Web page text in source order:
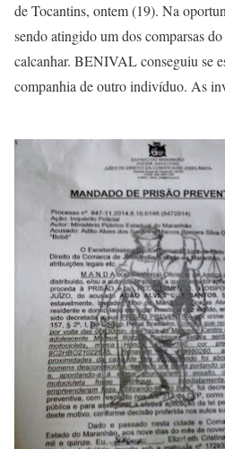
de Tocantins, ontem (19). Na
sendo atingido um dos comparsas
calcanhar. BENIVAL conseguiu se
companhia de outro indivíduo. As